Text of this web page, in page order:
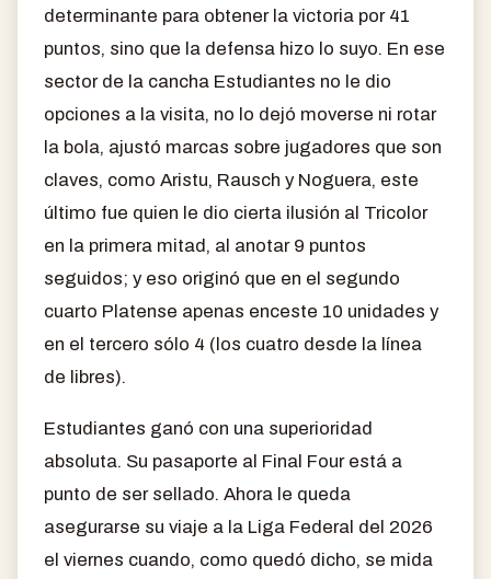
determinante para obtener la victoria por 41
puntos, sino que la defensa hizo lo suyo. En ese
sector de la cancha Estudiantes no le dio
opciones a la visita, no lo dejó moverse ni rotar
la bola, ajustó marcas sobre jugadores que son
claves, como Aristu, Rausch y Noguera, este
último fue quien le dio cierta ilusión al Tricolor
en la primera mitad, al anotar 9 puntos
seguidos; y eso originó que en el segundo
cuarto Platense apenas enceste 10 unidades y
en el tercero sólo 4 (los cuatro desde la línea
de libres).
Estudiantes ganó con una superioridad
absoluta. Su pasaporte al Final Four está a
punto de ser sellado. Ahora le queda
asegurarse su viaje a la Liga Federal del 2026
el viernes cuando, como quedó dicho, se mida